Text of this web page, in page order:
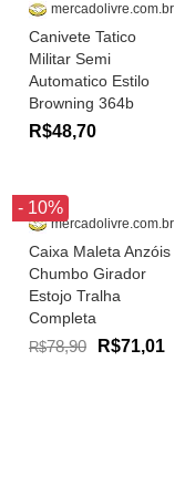
mercadolivre.com.br
Canivete Tatico
Militar Semi
Automatico Estilo
Browning 364b
R$48,70
- 10%
mercadolivre.com.br
Caixa Maleta Anzóis
Chumbo Girador
Estojo Tralha
Completa
R$78,90 R$71,01